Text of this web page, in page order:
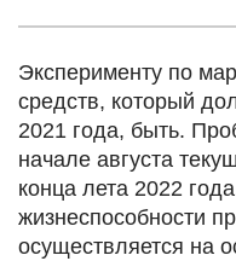
Эксперименту по
средств, который
2021 года, быть.
начале августа
конца лета 2022
жизнеспособности
осуществляется на